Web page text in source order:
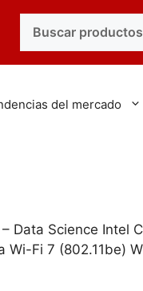
del mercado
Data Science Intel
Fi 7 (802.11be)